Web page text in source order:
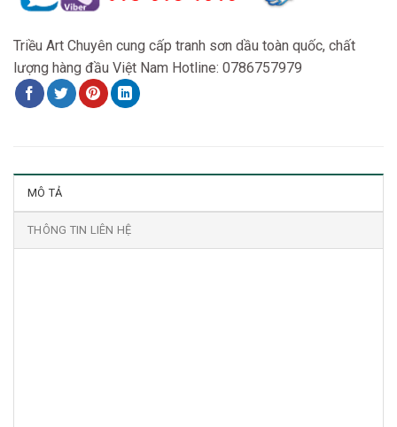
Triều Art Chuyên cung cấp tranh sơn dầu toàn quốc, chất
lượng hàng đầu Việt Nam Hotline: 0786757979
MÔ TẢ
THÔNG TIN LIÊN HỆ